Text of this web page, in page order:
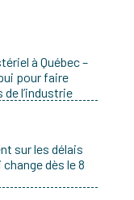
à Québec –
pour faire
l’industrie
sur les délais
dès le 8